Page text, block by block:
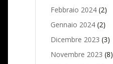
Febbraio 2024(2)
Gennaio 2024(2)
Dicembre 2023 (3)
Novembre 2023 (8)